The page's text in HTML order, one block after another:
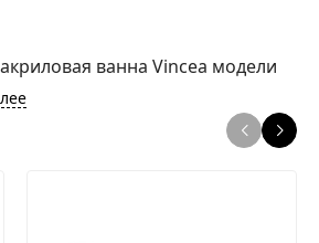
ванна Vincea модели